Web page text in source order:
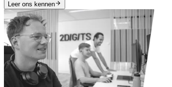
Leer ons kennen